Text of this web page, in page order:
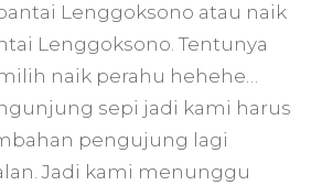
Lenggoksono atau naik
Lenggoksono. Tentunya
naik perahu hehehe…
sepi jadi kami harus
pengujung lagi
Jadi kami menunggu